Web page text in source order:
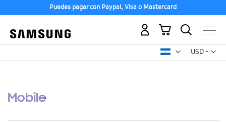
Puedes pagar con Paypal, Visa o Mastercard
USD -
dólar
Mi carrito
Mobile